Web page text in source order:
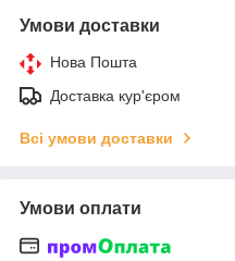
Умови доставки
Нова Пошта
Доставка кур'єром
Всі умови доставки
Умови оплати